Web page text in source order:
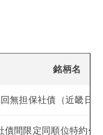
銘柄名
無担保社債（近畿日
債間限定同順位特約付